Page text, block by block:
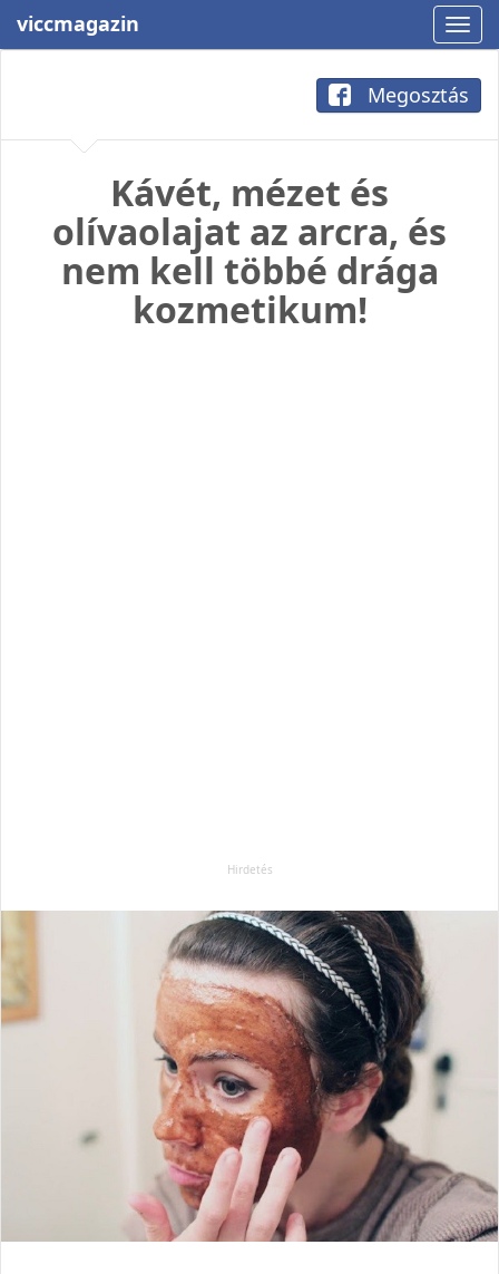
viccmagazin
Megosztás
Kávét, mézet és
olívaolajat az arcra, és
nem kell többé drága
kozmetikum!